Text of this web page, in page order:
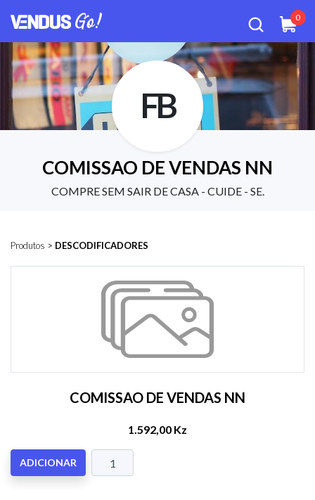
0
FB
COMISSAO DE VENDAS NN
COMPRE SEM SAIR DE CASA - CUIDE - SE.
Produtos > DESCODIFICADORES
COMISSAO DE VENDAS NN
1.592,00 Kz
ADICIONAR